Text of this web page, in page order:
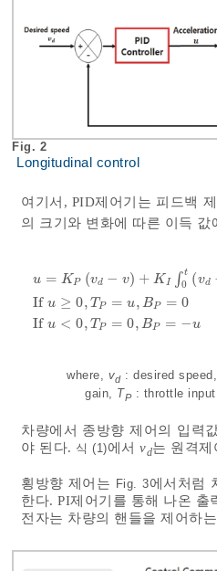
Fig. 2
Longitudinal control
여기서, PID제어기는 피드백
의 크기와 변화에 따른 이득
u = K P (vd − v) + K I ∫ t
0 (vd
If u ≥ 0, T P = u, BP = 0
Ifu < 0, T P = 0, BP = −u
u= K Pvd v+ KI∫ 0t vd-v dt +K
where, vd: desired
gain, TP: throttle input
차량에서 종방향 제어의 입력
야 된다. 식 (1)에서 vd는 원격제
횡방향 제어는 Fig. 3에서처럼
한다. PI제어기를 통해 나온
전자는 차량의 핸들을 제어하